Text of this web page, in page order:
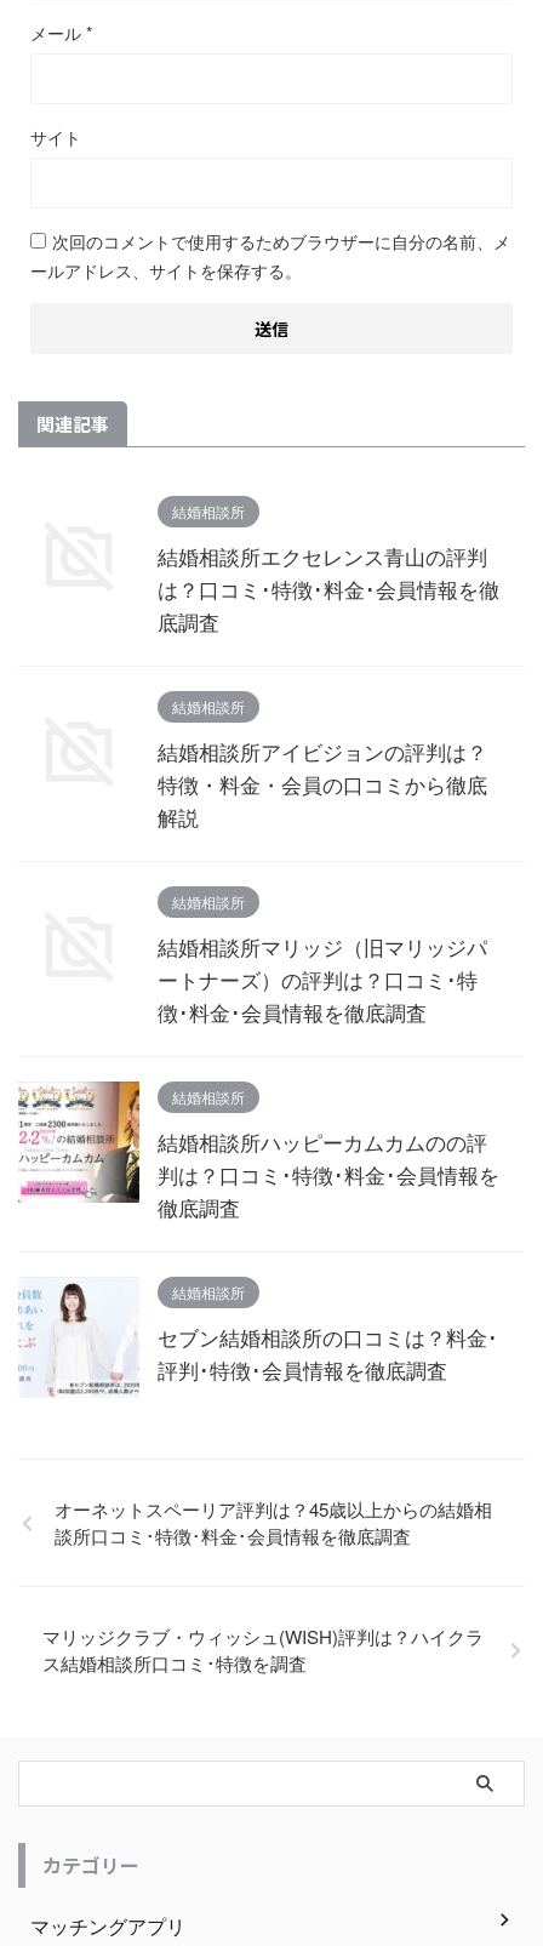
メール *
サイト
次回のコメントで使用するためブラウザーに自分の名前、メ
ールアドレス、サイトを保存する。
関連記事
結婚相談所
結婚相談所エクセレンス青山の評判
は？口コミ･特徴･料金･会員情報を徹
底調査
結婚相談所
結婚相談所アイビジョンの評判は？
特徴・料金・会員の口コミから徹底
解説
結婚相談所
結婚相談所マリッジ（旧マリッジパ
ートナーズ）の評判は？口コミ･特
徴･料金･会員情報を徹底調査
結婚相談所
結婚相談所ハッピーカムカムのの評
判は？口コミ･特徴･料金･会員情報を
徹底調査
結婚相談所
セブン結婚相談所の口コミは？料金･
評判･特徴･会員情報を徹底調査
オーネットスペーリア評判は？45歳以上からの結婚相
談所口コミ･特徴･料金･会員情報を徹底調査
マリッジクラブ・ウィッシュ(WISH)評判は？ハイクラ
ス結婚相談所口コミ･特徴を調査
カテゴリー
マッチングアプリ